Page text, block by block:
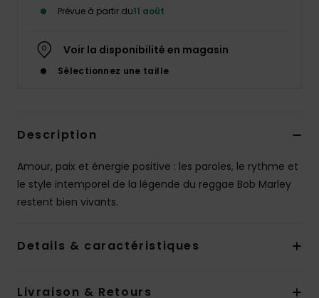
Prévue à partir du11 août
Voir la disponibilité en magasin
Sélectionnez une taille
Description
Amour, paix et énergie positive : les paroles, le rythme et
le style intemporel de la légende du reggae Bob Marley
restent bien vivants.
Details & caractéristiques
Livraison & Retours